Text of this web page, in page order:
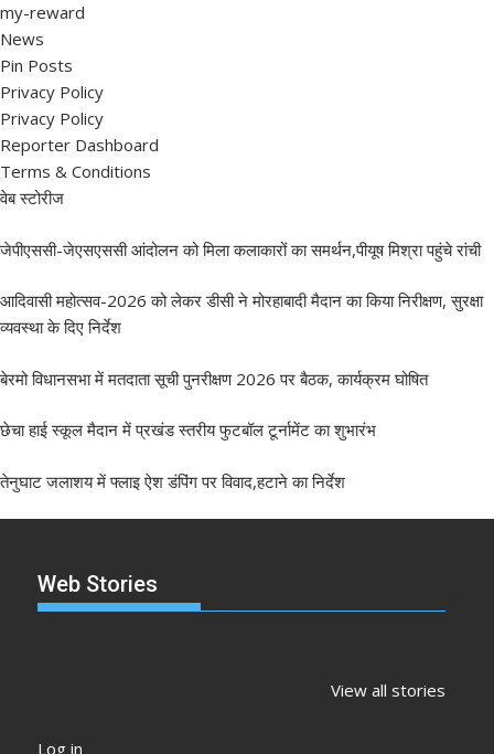
my-reward
News
Pin Posts
Privacy Policy
Privacy Policy
Reporter Dashboard
Terms & Conditions
वेब स्टोरीज
जेपीएससी-जेएसएससी आंदोलन को मिला कलाकारों का समर्थन,पीयूष मिश्रा पहुंचे रांची
आदिवासी महोत्सव-2026 को लेकर डीसी ने मोरहाबादी मैदान का किया निरीक्षण, सुरक्षा
व्यवस्था के दिए निर्देश
बेरमो विधानसभा में मतदाता सूची पुनरीक्षण 2026 पर बैठक, कार्यक्रम घोषित
छेचा हाई स्कूल मैदान में प्रखंड स्तरीय फुटबॉल टूर्नामेंट का शुभारंभ
तेनुघाट जलाशय में फ्लाइ ऐश डंपिंग पर विवाद,हटाने का निर्देश
Web Stories
View all stories
‘संविधान बचाओ रैली’:
पलक तिवारी
Log in